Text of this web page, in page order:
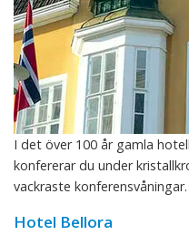
I det över 100 år gamla
konfererar du under
vackraste
Hotel Bellora